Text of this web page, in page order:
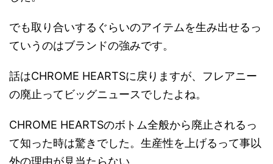
でも取り合いするぐらいのアイテムを生み出せるっ
ていうのはブランドの強みです。
話はCHROME HEARTSに戻りますが、フレアニー
の廃止ってビッグニュースでしたよね。
CHROME HEARTSのボトム全般から廃止されるっ
て知った時は驚きでした。生産性を上げるって事以
外の理由が見当たらない。